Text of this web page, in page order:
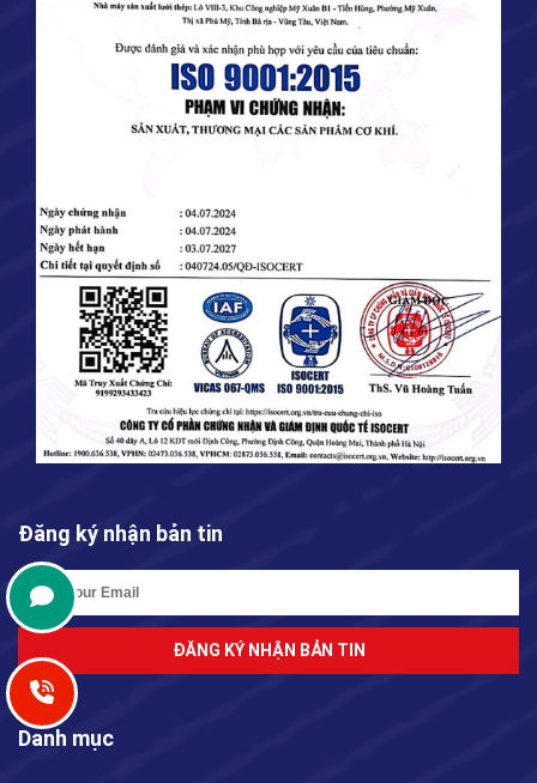
Đăng ký nhận bản tin
ĐĂNG KÝ NHẬN BẢN TIN
Danh mục